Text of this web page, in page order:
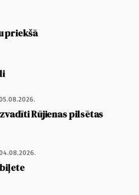
priekšā
Rūjienas pilsētas